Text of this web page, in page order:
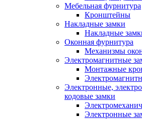
Мебельная фурнитура
Кронштейны
Накладные замки
Накладные
Оконная фурнитура
Механизмы
Электромагнитные
Монтажные
Электронные,
кодовые замки
Электронные